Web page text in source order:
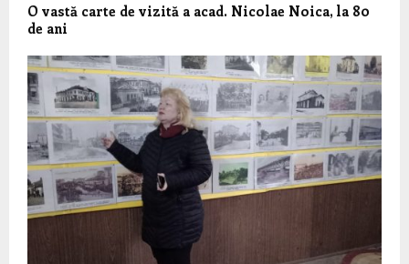
O vastă carte de vizită a acad. Nicolae Noica, la 80
de ani